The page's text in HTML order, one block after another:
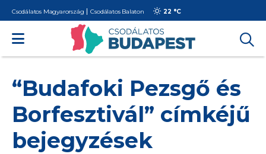
Csodálatos Magyarország Csodálatos Balaton 22 °C
“Budafoki Pezsgő és
Borfesztivál” címkéjű
bejegyzések